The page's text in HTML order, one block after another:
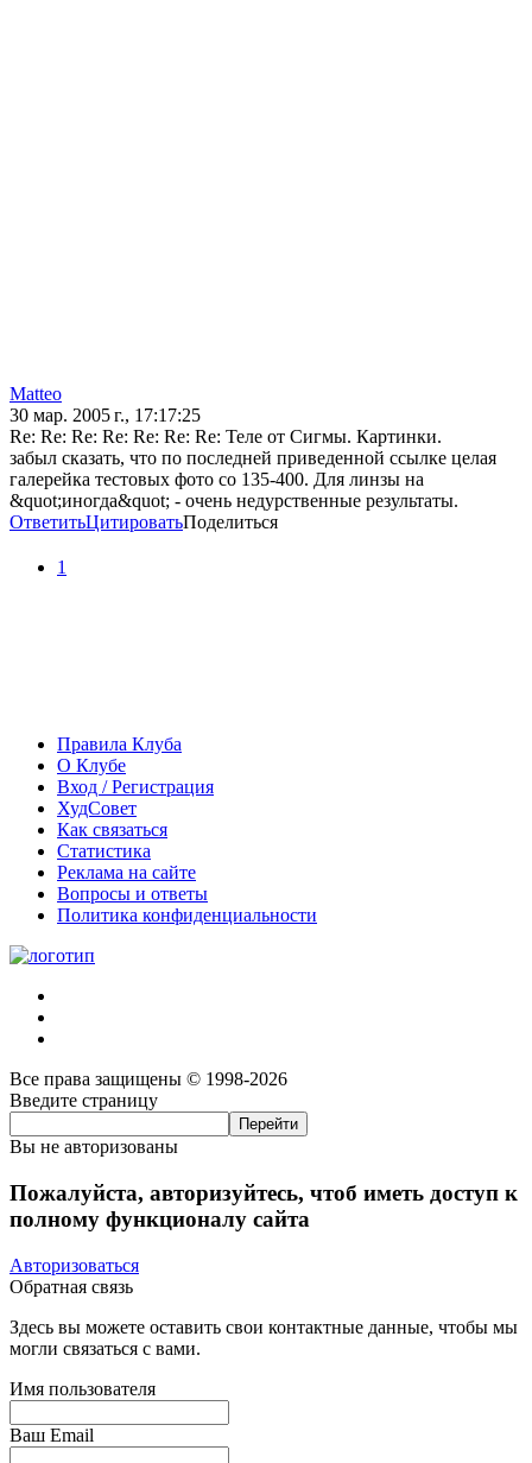
Matteo
30 мар. 2005 г., 17:17:25
Re: Re: Re: Re: Re: Re: Re: Теле от Сигмы. Картинки.
забыл сказать, что по последней приведенной ссылке целая
галерейка тестовых фото со 135-400. Для линзы на
&quot;иногда&quot; - очень недурственные результаты.
ОтветитьЦитироватьПоделиться
1
Правила Клуба
О Клубе
Вход / Регистрация
ХудСовет
Как связаться
Статистика
Реклама на сайте
Вопросы и ответы
Политика конфиденциальности
Все права защищены © 1998-2026
Введите страницу
Вы не авторизованы
Пожалуйста, авторизуйтесь, чтоб иметь доступ к
полному функционалу сайта
Авторизоваться
Обратная связь
Здесь вы можете оставить свои контактные данные, чтобы мы
могли связаться с вами.
Имя пользователя
Ваш Email